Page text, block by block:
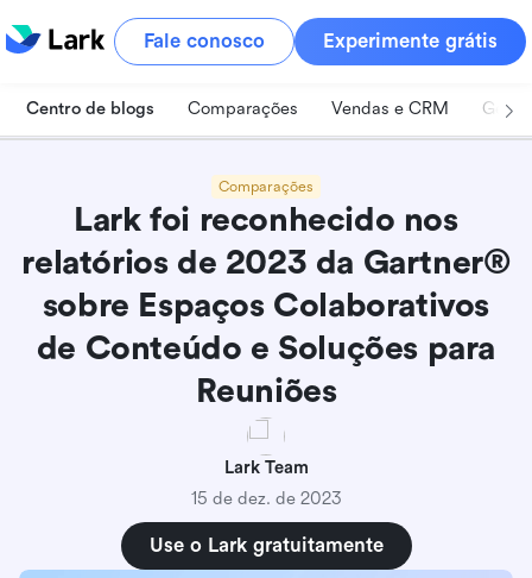
Fale conosco Experimente grátis
Centro de blogs Comparações Vendas e CRM
Comparações
Lark foi reconhecido nos
relatórios de 2023 da Gartner®
sobre Espaços Colaborativos
de Conteúdo e Soluções para
Reuniões
Lark Team
15 de dez. de 2023
Use o Lark gratuitamente